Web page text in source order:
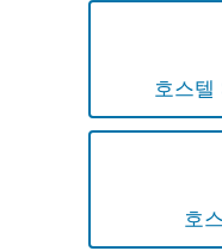
호스
호